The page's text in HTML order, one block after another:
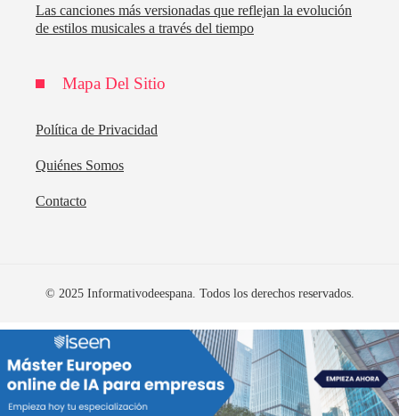
Las canciones más versionadas que reflejan la evolución
de estilos musicales a través del tiempo
Mapa Del Sitio
Política de Privacidad
Quiénes Somos
Contacto
© 2025 Informativodeespana. Todos los derechos reservados.